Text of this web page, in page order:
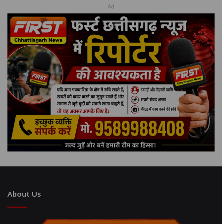
Ad
About Us